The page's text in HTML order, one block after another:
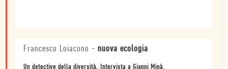
Francesco Loiacono - nuova ecologia
Un detective della diversità. Intervista a Gianni Minà.